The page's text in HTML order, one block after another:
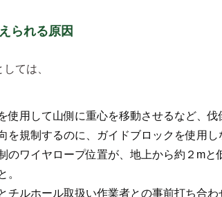
られる原因
ては、
使用して山側に重心を移動させるなど、
を規制するのに、ガイドブロックを使用し
のワイヤロープ位置が、地上から約２m
。
チルホール取扱い作業者との事前打ち合